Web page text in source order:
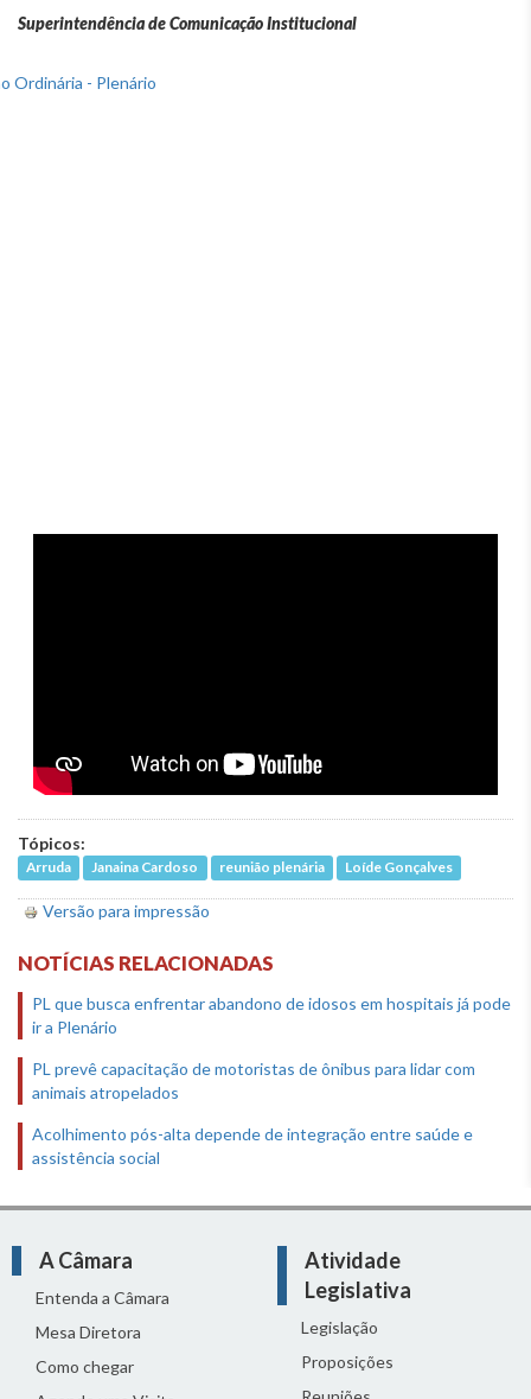
Superintendência de Comunicação Institucional
Tópicos:
Arruda Janaina Cardoso reunião plenária Loíde Gonçalves
Versão para impressão
NOTÍCIAS RELACIONADAS
PL que busca enfrentar abandono de idosos em hospitais já pode
ir a Plenário
PL prevê capacitação de motoristas de ônibus para lidar com
animais atropelados
Acolhimento pós-alta depende de integração entre saúde e
assistência social
A Câmara
Entenda a Câmara
Mesa Diretora
Como chegar
Atividade
Legislativa
Legislação
Proposições